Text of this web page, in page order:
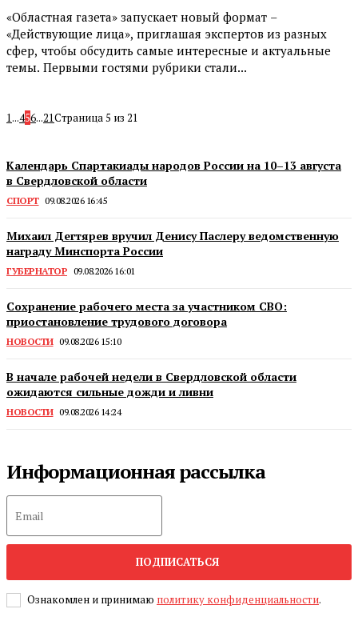
«Областная газета» запускает новый формат –
«Действующие лица», приглашая экспертов из разных
сфер, чтобы обсудить самые интересные и актуальные
темы. Первыми гостями рубрики стали...
1...456...21Страница 5 из 21
Календарь Спартакиады народов России на 10–13 августа
в Свердловской области
СПОРТ 09.08.2026 16:45
Михаил Дегтярев вручил Денису Паслеру ведомственную
награду Минспорта России
ГУБЕРНАТОР 09.08.2026 16:01
Сохранение рабочего места за участником СВО:
приостановление трудового договора
НОВОСТИ 09.08.2026 15:10
В начале рабочей недели в Свердловской области
ожидаются сильные дожди и ливни
НОВОСТИ 09.08.2026 14:24
Информационная рассылка
ПОДПИСАТЬСЯ
Ознакомлен и принимаю политику конфиденциальности.